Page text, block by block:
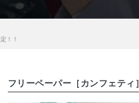
！！
フリーペーパー［カンフェティ］